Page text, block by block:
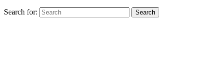
Search for: Search